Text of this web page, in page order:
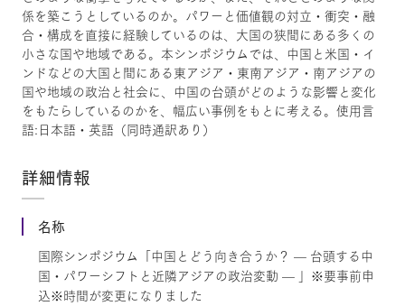
係を築こうとしているのか。パワーと価値観の対立・衝突・融
合・構成を直接に経験しているのは、大国の狭間にある多くの
小さな国や地域である。本シンポジウムでは、中国と米国・イ
ンドなどの大国と間にある東アジア・東南アジア・南アジアの
国や地域の政治と社会に、中国の台頭がどのような影響と変化
をもたらしているのかを、幅広い事例をもとに考える。使用言
語:日本語・英語（同時通訳あり）
詳細情報
名称
国際シンポジウム「中国とどう向き合うか？ — 台頭する中
国・パワーシフトと近隣アジアの政治変動 — 」※要事前申
込※時間が変更になりました